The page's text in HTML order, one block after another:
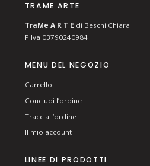
TRAME ARTE
TraMe A R T E di Beschi Chiara
P.Iva 03790240984
MENU DEL NEGOZIO
Carrello
Concludi l’ordine
Traccia l’ordine
Il mio account
LINEE DI PRODOTTI